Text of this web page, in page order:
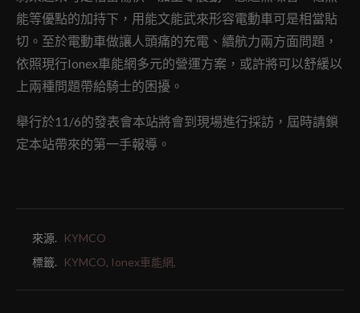
能等優點的加持下，用能文能武來形容電動車可是相當貼
切。至於電動車做讓人頭痛的充電、續航力兩方面問題，
依照現行Ionex車能網多元的營運方案，或許將可以舒緩以
上兩種問題帶給騎士的困擾。
舉行於11/6的發表會本站將會到現場進行採訪，屆時請鎖
定本站帶來的第一手報導。
來源.
KYMCO
標籤.
KYMCO, Ionex車能網,